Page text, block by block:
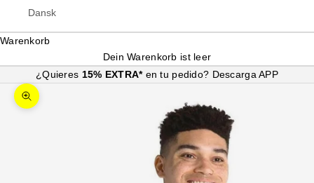
Dansk
Warenkorb
Dein Warenkorb ist leer
¿Quieres 15% EXTRA* en tu pedido? Descarga APP
Bild vergrößern